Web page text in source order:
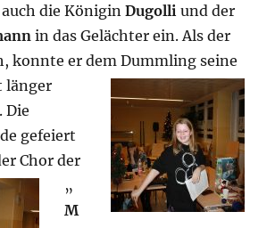
die KöniginDugolli und der
in das Gelächter ein. Als der
konnte er dem Dummlingseine
länger
Die
gefeiert
Chor der
„
M